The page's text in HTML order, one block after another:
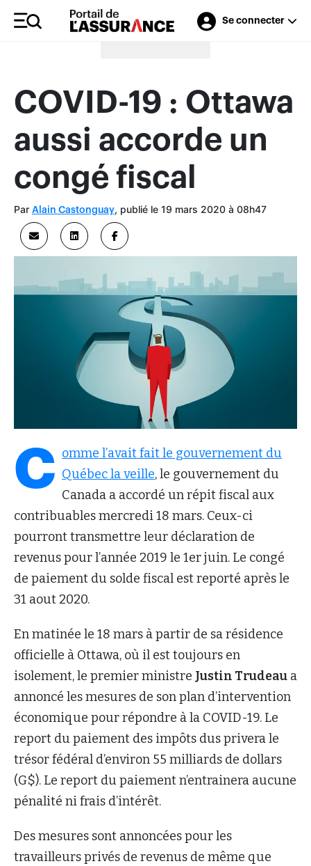
Se connecter
Merci à nos annonceurs
COVID-19 : Ottawa
aussi accorde un
congé fiscal
Par Alain Castonguay, publié le 19 mars 2020 à 08h47
C omme l’avait fait le gouvernement du
Québec la veille, le gouvernement du
Canada a accordé un répit fiscal aux
contribuables mercredi 18 mars. Ceux-ci
pourront transmettre leur déclaration de
revenus pour l’année 2019 le 1er juin. Le congé
de paiement du solde fiscal est reporté après le
31 aout 2020.
En matinée le 18 mars à partir de sa résidence
officielle à Ottawa, où il est toujours en
isolement, le premier ministre Justin Trudeau a
annoncé les mesures de son plan d’intervention
économique pour répondre à la COVID-19. Le
report du paiement des impôts dus privera le
trésor fédéral d’environ 55 milliards de dollars
(G$). Le report du paiement n’entrainera aucune
pénalité ni frais d’intérêt.
Des mesures sont annoncées pour les
travailleurs privés de revenus de même que